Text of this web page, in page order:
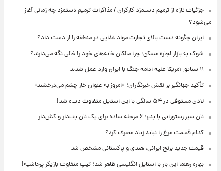
جزئیات تازه از ترمیم دستمزد کارگران / مذاکرات ترمیم دستمزد چه زمانی آغاز
می‌شود؟
ایران چگونه دست بالای تجارت مواد غذایی در منطقه را از دست داد؟
شوک به بازار اجاره مسکن؛ چرا مالکان خانه‌های خود را خالی نگه می‌دارند؟
۱۱ سناتور آمریکا علیه ادامه جنگ با ایران وارد عمل شدند
تأکید جهانگیر بر نقش خبرنگاران؛ «امروز به عنوان خار چشم می‌درخشند»
لادن مستوفی در ۵۴ سالگی با این استایل متفاوت دیده شد!
نان سیر رستورانی با پنیر؛ ۶ مرحله ساده برای یک نان پف‌دار و کش‌دار
کدام قسمت مرغ را نباید زیاد مصرف کرد؟
قیمت جدید برنج ایرانی، هندی و پاکستانی مشخص شد
بهاره رهنما این بار با استایل انگلیسی ظاهر شد؛ تیپ متفاوت بازیگر پرحاشیه!